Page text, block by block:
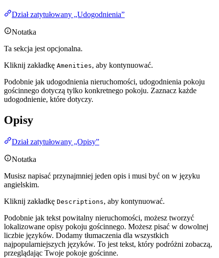
Dział zatytułowany „Udogodnienia”
Notatka
Ta sekcja jest opcjonalna.
Kliknij zakładkę Amenities, aby kontynuować.
Podobnie jak udogodnienia nieruchomości, udogodnienia pokoju
gościnnego dotyczą tylko konkretnego pokoju. Zaznacz każde
udogodnienie, które dotyczy.
Opisy
Dział zatytułowany „Opisy”
Notatka
Musisz napisać przynajmniej jeden opis i musi być on w języku
angielskim.
Kliknij zakładkę Descriptions, aby kontynuować.
Podobnie jak tekst powitalny nieruchomości, możesz tworzyć
lokalizowane opisy pokoju gościnnego. Możesz pisać w dowolnej
liczbie języków. Dodamy tłumaczenia dla wszystkich
najpopularniejszych języków. To jest tekst, który podróżni zobaczą,
przeglądając Twoje pokoje gościnne.